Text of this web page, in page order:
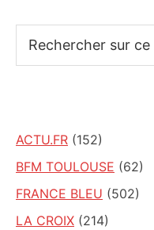
sur
ACTU.FR (152)
BFM TOULOUSE (62)
FRANCE BLEU (502)
LA CROIX (214)